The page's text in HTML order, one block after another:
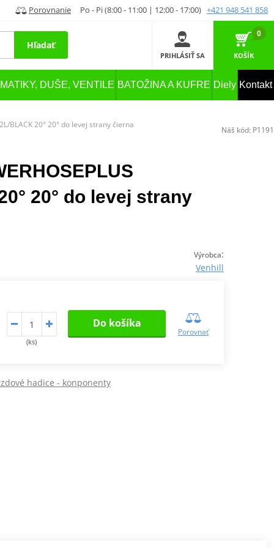
Porovnanie Po - Pi (8:00 - 11:00 | 12:00 - 17:00) +421 948 541 858
Hľadať
PRIHLÁSIŤ SA
0
KOŠÍK
DUŠE, VENTILE BATOŽINA A KUFRE Diely Kontakt
BLACK 20° 20° do levej strany čierna
20° do levej strany
Výrobca:
Venhill
(ks)
Do košíka
Porovnať
hadice - konponenty
Náš kód: P1191